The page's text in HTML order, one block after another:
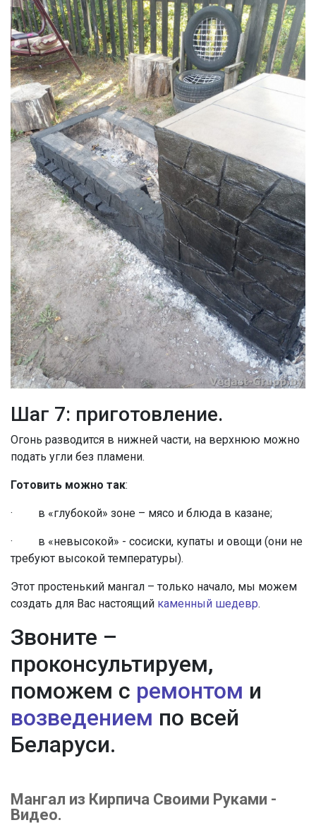
Шаг 7: приготовление.
Огонь разводится в нижней части, на верхнюю можно
подать угли без пламени.
Готовить можно так:
· в «глубокой» зоне – мясо и блюда в казане;
· в «невысокой» - сосиски, купаты и овощи (они не
требуют высокой температуры).
Этот простенький мангал – только начало, мы можем
создать для Вас настоящий каменный шедевр.
Звоните –
проконсультируем,
поможем с ремонтом и
возведением по всей
Беларуси.
Мангал из Кирпича Своими Руками -
Видео.